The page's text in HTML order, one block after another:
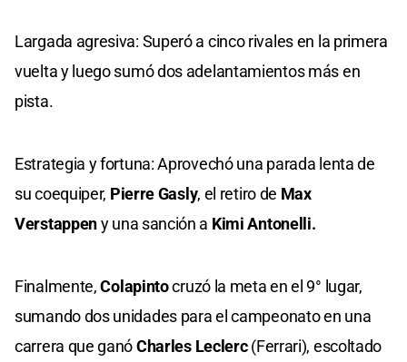
Largada agresiva: Superó a cinco rivales en la primera
vuelta y luego sumó dos adelantamientos más en
pista.
Estrategia y fortuna: Aprovechó una parada lenta de
su coequiper, Pierre Gasly, el retiro de Max
Verstappeny una sanción a Kimi Antonelli.
Finalmente,Colapintocruzó la meta en el 9° lugar,
sumando dos unidades para el campeonato en una
carrera que ganóCharles Leclerc(Ferrari), escoltado